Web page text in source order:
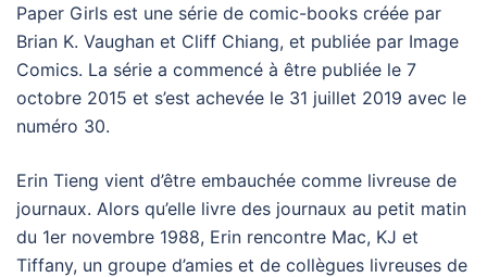
Paper Girls est une série de comic-books créée par
Brian K. Vaughan et Cliff Chiang, et publiée par Image
Comics. La série a commencé à être publiée le 7
octobre 2015 et s’est achevée le 31 juillet 2019 avec le
numéro 30.
Erin Tieng vient d’être embauchée comme livreuse de
journaux. Alors qu’elle livre des journaux au petit matin
du 1er novembre 1988, Erin rencontre Mac, KJ et
Tiffany, un groupe d’amies et de collègues livreuses de